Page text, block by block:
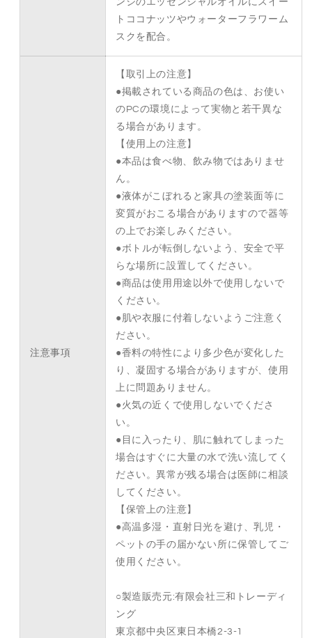
ンジのエッセンシャルオイルにスイー
トココナッツやウォーターフラワーム
スクを配合。
注意事項
【取引上の注意】
●掲載されている商品の色は、お使い
のPCの環境によって実物と若干異な
る場合があります。
【使用上の注意】
●本品は食べ物、飲み物ではありませ
ん。
●液体がこぼれると家具の塗装面等に
変質がおこる場合がありますので器等
の上でお楽しみください。
●ボトルが転倒しないよう、安全で平
らな場所に設置してください。
●商品は使用用途以外で使用しないで
ください。
●肌や衣服に付着しないようご注意く
ださい。
●香料の特性により多少色が変化した
り、凝固する場合がありますが、使用
上に問題ありません。
●火気の近くで使用しないでくださ
い。
●目に入ったり、肌に触れてしまった
場合はすぐに大量の水で洗い流してく
ださい。異常が残る場合は医師に相談
してください。
【保管上の注意】
●高温多湿・直射日光を避け、乳児・
ペットの手の届かない所に保管してご
使用ください。
○製造販売元:有限会社三和トレーディ
ング
東京都中央区東日本橋2-3-1